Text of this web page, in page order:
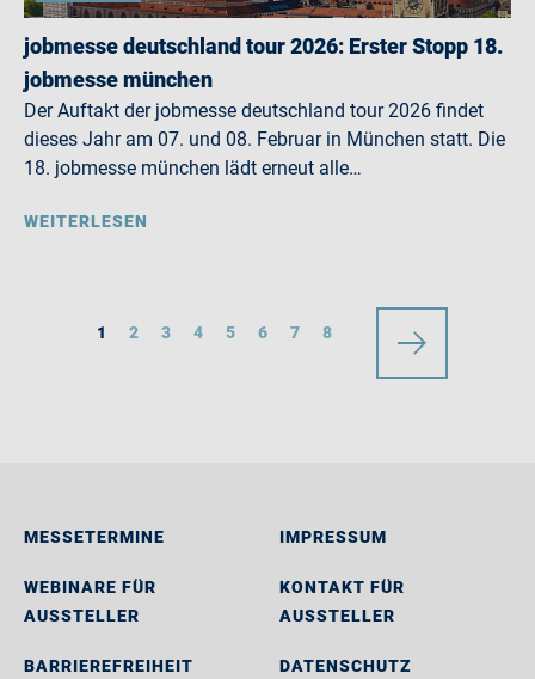
jobmesse deutschland tour 2026: Erster Stopp 18.
jobmesse münchen
Der Auftakt der jobmesse deutschland tour 2026 findet
dieses Jahr am 07. und 08. Februar in München statt. Die
18. jobmesse münchen lädt erneut alle…
WEITERLESEN
1 2 3 4 5 6 7 8
MESSETERMINE
WEBINARE FÜR
AUSSTELLER
BARRIEREFREIHEIT
IMPRESSUM
KONTAKT FÜR
AUSSTELLER
DATENSCHUTZ